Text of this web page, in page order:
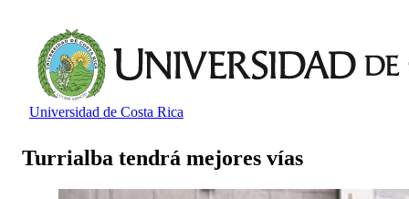
Universidad de Costa Rica
Turrialba tendrá mejores vías